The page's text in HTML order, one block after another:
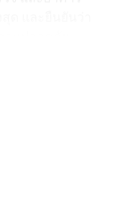
รให้กลับสู่